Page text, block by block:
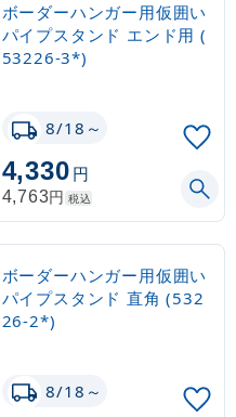
ボーダーハンガー用仮囲い
パイプスタンド エンド用 (
53226-3*)
8/18～
4,330円
4,763円 税込
ボーダーハンガー用仮囲い
パイプスタンド 直角 (532
26-2*)
8/18～